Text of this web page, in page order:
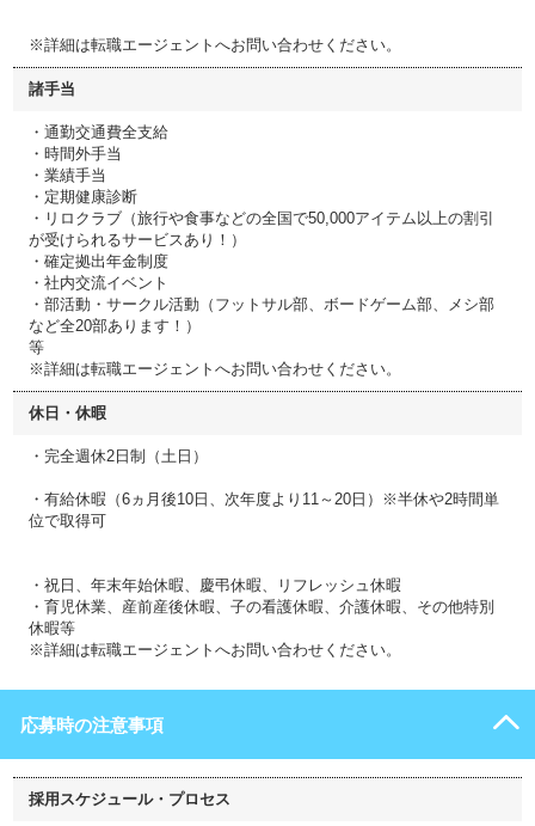
※詳細は転職エージェントへお問い合わせください。
諸手当
・通勤交通費全支給
・時間外手当
・業績手当
・定期健康診断
・リロクラブ（旅行や食事などの全国で50,000アイテム以上の割引
が受けられるサービスあり！）
・確定拠出年金制度
・社内交流イベント
・部活動・サークル活動（フットサル部、ボードゲーム部、メシ部
など全20部あります！）
等
※詳細は転職エージェントへお問い合わせください。
休日・休暇
・完全週休2日制（土日）
・有給休暇（6ヵ月後10日、次年度より11～20日）※半休や2時間単
位で取得可
・祝日、年末年始休暇、慶弔休暇、リフレッシュ休暇
・育児休業、産前産後休暇、子の看護休暇、介護休暇、その他特別
休暇等
※詳細は転職エージェントへお問い合わせください。
応募時の注意事項
採用スケジュール・プロセス